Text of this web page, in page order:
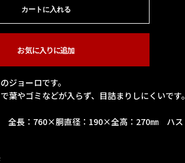
カートに入れる
お気に入りに追加
ジョーロです。
葉やゴミなどが入らず、目詰まりしにくいです。
全長：760×胴直径：190×全高：270㎜ ハス